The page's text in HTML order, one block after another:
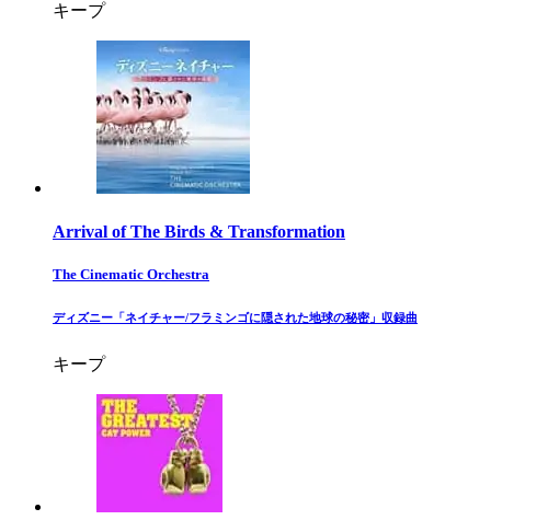
キープ
Arrival of The Birds & Transformation
The Cinematic Orchestra
​ディズニー「ネイチャー/フラミンゴに隠された地球の秘密」収録曲​
キープ